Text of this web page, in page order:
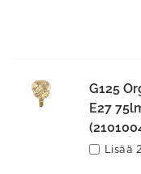
G125
E27
Lisää